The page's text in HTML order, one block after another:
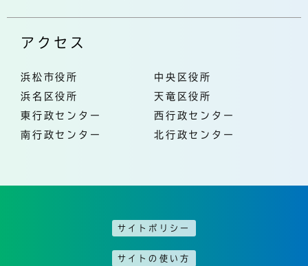
アクセス
浜松市役所
中央区役所
浜名区役所
天竜区役所
東行政センター
西行政センター
南行政センター
北行政センター
サイトポリシー
サイトの使い方